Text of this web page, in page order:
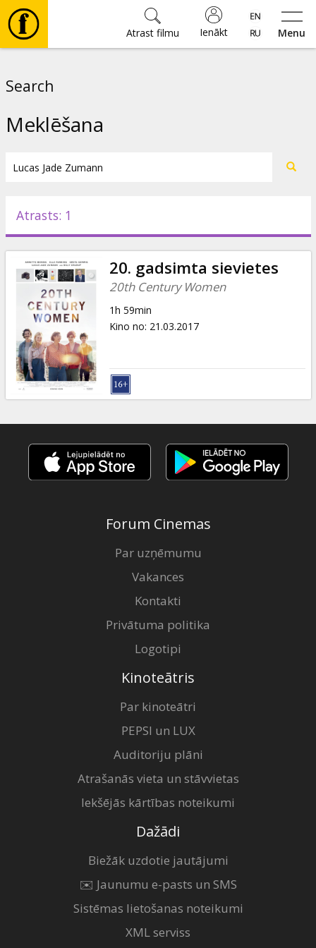
Menu
Ienākt
Atrast filmu
Pasākumi
Ziņas
Dāvanu
kartes
Uzkodas
B2B
Kino
Klubs
Search
Meklēšana
Atrasts: 1
20. gadsimta sievietes
20th Century Women
1h 59min
Kino no: 21.03.2017
Forum Cinemas
Par uzņēmumu
Vakances
Kontakti
Privātuma politika
Logotipi
Kinoteātris
Par kinoteātri
PEPSI un LUX
Auditoriju plāni
Atrašanās vieta un stāvvietas
Iekšējās kārtības noteikumi
Dažādi
Biežāk uzdotie jautājumi
✉️ Jaunumu e-pasts un SMS
Sistēmas lietošanas noteikumi
XML serviss